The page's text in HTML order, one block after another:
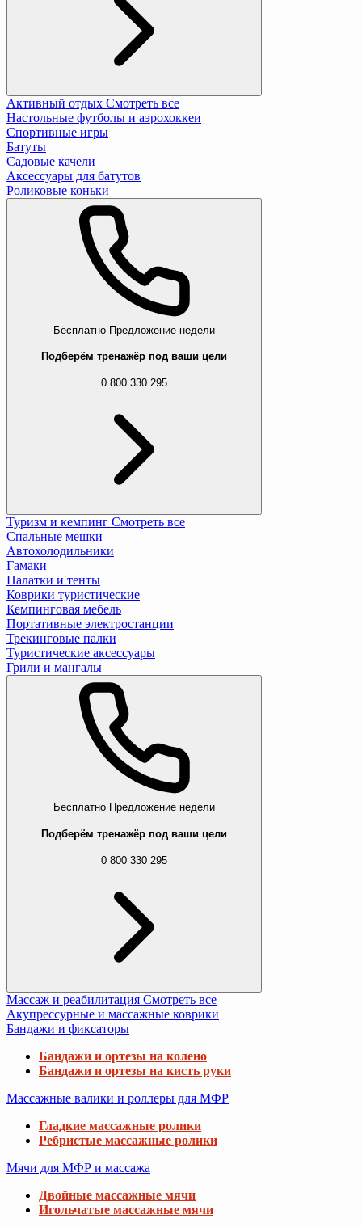
Активный отдых Смотреть все
Настольные футболы и аэрохоккеи
Спортивные игры
Батуты
Садовые качели
Аксессуары для батутов
Роликовые коньки
Бесплатно Предложение недели
Подберём тренажёр под ваши цели
0 800 330 295
Туризм и кемпинг Смотреть все
Спальные мешки
Автохолодильники
Гамаки
Палатки и тенты
Коврики туристические
Кемпинговая мебель
Портативные электростанции
Трекинговые палки
Туристические аксессуары
Грили и мангалы
Бесплатно Предложение недели
Подберём тренажёр под ваши цели
0 800 330 295
Массаж и реабилитация Смотреть все
Акупрессурные и массажные коврики
Бандажи и фиксаторы
Бандажи и ортезы на колено
Бандажи и ортезы на кисть руки
Массажные валики и роллеры для МФР
Гладкие массажные ролики
Ребристые массажные ролики
Мячи для МФР и массажа
Двойные массажные мячи
Игольчатые массажные мячи